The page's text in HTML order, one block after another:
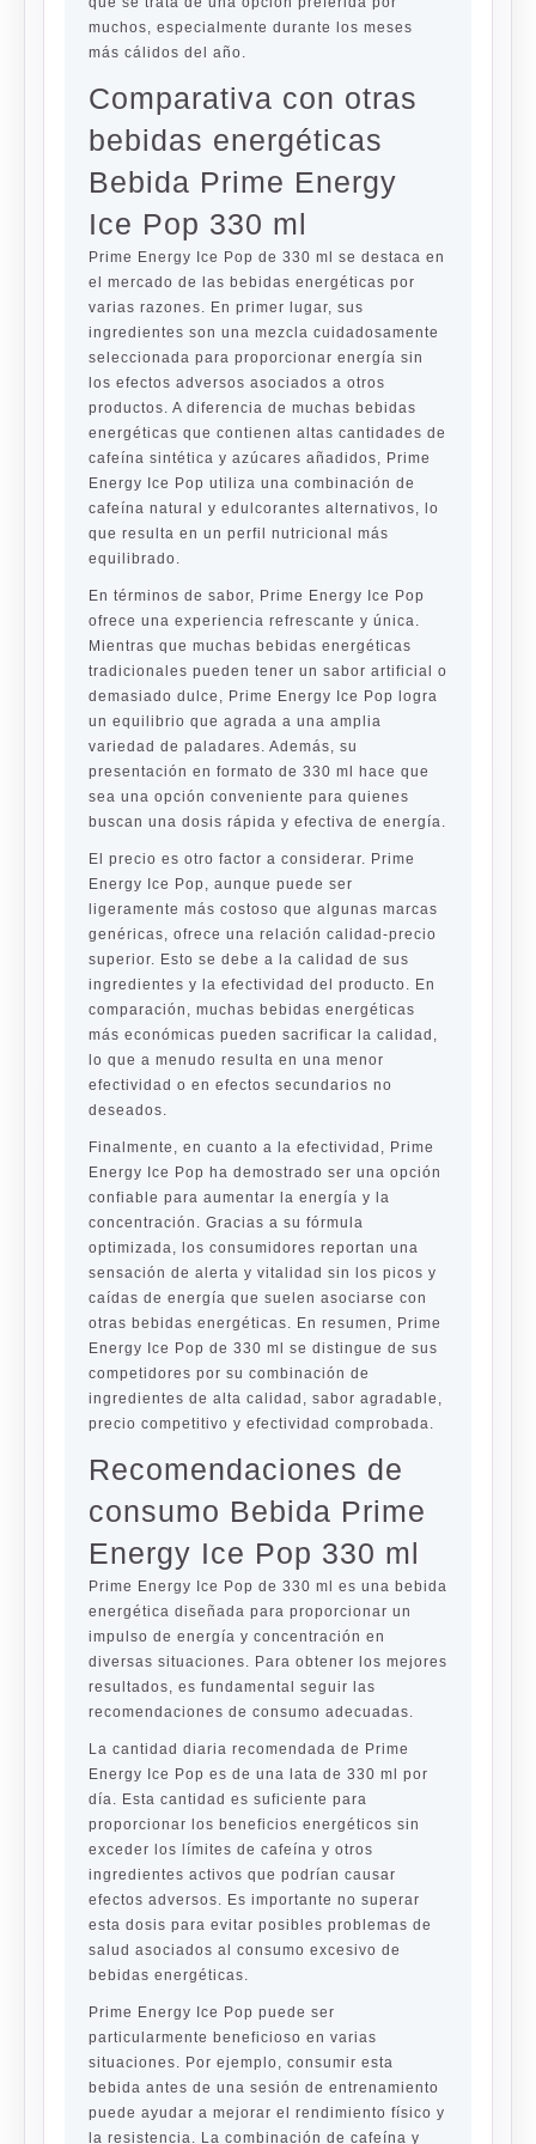
muchos, especialmente durante los meses
más cálidos del año.
Comparativa con otras
bebidas energéticas
Bebida Prime Energy
Ice Pop 330 ml
Prime Energy Ice Pop de 330 ml se destaca en
el mercado de las bebidas energéticas por
varias razones. En primer lugar, sus
ingredientes son una mezcla cuidadosamente
seleccionada para proporcionar energía sin
los efectos adversos asociados a otros
productos. A diferencia de muchas bebidas
energéticas que contienen altas cantidades de
cafeína sintética y azúcares añadidos, Prime
Energy Ice Pop utiliza una combinación de
cafeína natural y edulcorantes alternativos, lo
que resulta en un perfil nutricional más
equilibrado.
En términos de sabor, Prime Energy Ice Pop
ofrece una experiencia refrescante y única.
Mientras que muchas bebidas energéticas
tradicionales pueden tener un sabor artificial o
demasiado dulce, Prime Energy Ice Pop logra
un equilibrio que agrada a una amplia
variedad de paladares. Además, su
presentación en formato de 330 ml hace que
sea una opción conveniente para quienes
buscan una dosis rápida y efectiva de energía.
El precio es otro factor a considerar. Prime
Energy Ice Pop, aunque puede ser
ligeramente más costoso que algunas marcas
genéricas, ofrece una relación calidad-precio
superior. Esto se debe a la calidad de sus
ingredientes y la efectividad del producto. En
comparación, muchas bebidas energéticas
más económicas pueden sacrificar la calidad,
lo que a menudo resulta en una menor
efectividad o en efectos secundarios no
deseados.
Finalmente, en cuanto a la efectividad, Prime
Energy Ice Pop ha demostrado ser una opción
confiable para aumentar la energía y la
concentración. Gracias a su fórmula
optimizada, los consumidores reportan una
sensación de alerta y vitalidad sin los picos y
caídas de energía que suelen asociarse con
otras bebidas energéticas. En resumen, Prime
Energy Ice Pop de 330 ml se distingue de sus
competidores por su combinación de
ingredientes de alta calidad, sabor agradable,
precio competitivo y efectividad comprobada.
Recomendaciones de
consumo Bebida Prime
Energy Ice Pop 330 ml
Prime Energy Ice Pop de 330 ml es una bebida
energética diseñada para proporcionar un
impulso de energía y concentración en
diversas situaciones. Para obtener los mejores
resultados, es fundamental seguir las
recomendaciones de consumo adecuadas.
La cantidad diaria recomendada de Prime
Energy Ice Pop es de una lata de 330 ml por
día. Esta cantidad es suficiente para
proporcionar los beneficios energéticos sin
exceder los límites de cafeína y otros
ingredientes activos que podrían causar
efectos adversos. Es importante no superar
esta dosis para evitar posibles problemas de
salud asociados al consumo excesivo de
bebidas energéticas.
Prime Energy Ice Pop puede ser
particularmente beneficioso en varias
situaciones. Por ejemplo, consumir esta
bebida antes de una sesión de entrenamiento
puede ayudar a mejorar el rendimiento físico y
la resistencia. La combinación de cafeína y